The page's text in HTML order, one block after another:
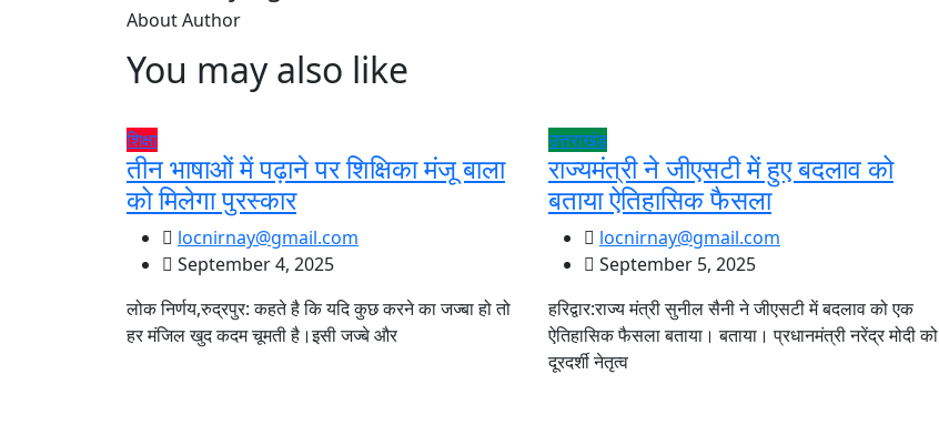
About Author
You may also like
शिक्षा
तीन भाषाओं में पढ़ाने पर शिक्षिका मंजू बाला
को मिलेगा पुरस्कार
locnirnay@gmail.com
September 4, 2025
लोक निर्णय,रुद्रपुर: कहते है कि यदि कुछ करने का जज्बा हो तो
हर मंजिल खुद कदम चूमती है।इसी जज्बे और
उत्तराखंड
राज्यमंत्री ने जीएसटी में हुए बदलाव को
बताया ऐतिहासिक फैसला
locnirnay@gmail.com
September 5, 2025
हरिद्वार:राज्य मंत्री सुनील सैनी ने जीएसटी में बदलाव को एक
ऐतिहासिक फैसला बताया। बताया। प्रधानमंत्री नरेंद्र मोदी को
दूरदर्शी नेतृत्व